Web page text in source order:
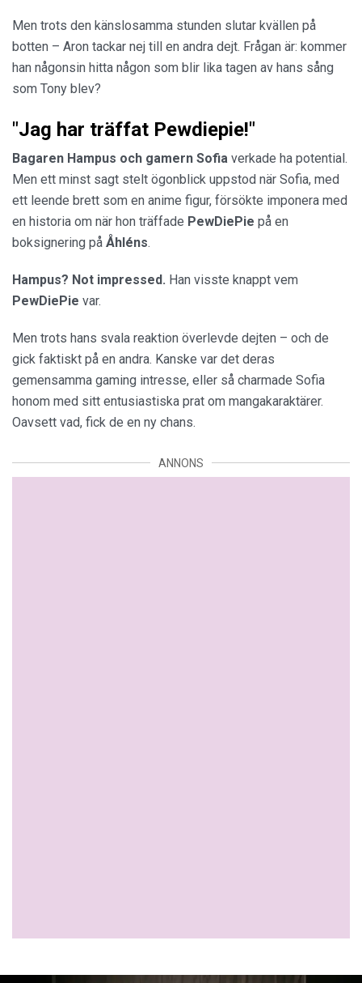
Men trots den känslosamma stunden slutar kvällen på
botten – Aron tackar nej till en andra dejt. Frågan är: kommer
han någonsin hitta någon som blir lika tagen av hans sång
som Tony blev?
"Jag har träffat Pewdiepie!"
Bagaren Hampus och gamern Sofia verkade ha potential.
Men ett minst sagt stelt ögonblick uppstod när Sofia, med
ett leende brett som en anime figur, försökte imponera med
en historia om när hon träffade PewDiePie på en
boksignering på Åhléns.
Hampus? Not impressed. Han visste knappt vem
PewDiePie var.
Men trots hans svala reaktion överlevde dejten – och de
gick faktiskt på en andra. Kanske var det deras
gemensamma gaming intresse, eller så charmade Sofia
honom med sitt entusiastiska prat om mangakaraktärer.
Oavsett vad, fick de en ny chans.
ANNONS